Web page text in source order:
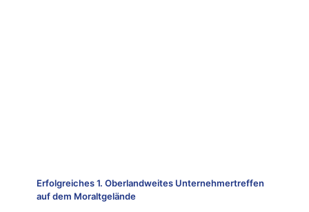
Erfolgreiches 1. Oberlandweites Unternehmertreffen
auf dem Moraltgelände